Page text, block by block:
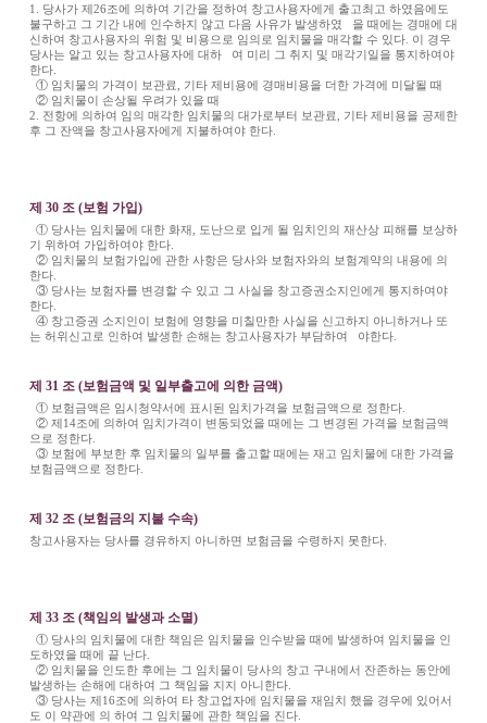
1. 당사가 제26조에 의하여 기간을 정하여 창고사용자에게 출고최고 하였음에도
불구하고 그 기간 내에 인수하지 않고 다음 사유가 발생하였 을 때에는 경매에 대
신하여 창고사용자의 위험 및 비용으로 임의로 임치물을 매각할 수 있다. 이 경우
당사는 알고 있는 창고사용자에 대하 여 미리 그 취지 및 매각기일을 통지하여야
한다.
① 임치물의 가격이 보관료, 기타 제비용에 경매비용을 더한 가격에 미달될 때
② 임치물이 손상될 우려가 있을 때
2. 전항에 의하여 임의 매각한 임치물의 대가로부터 보관료, 기타 제비용을 공제한
후 그 잔액을 창고사용자에게 지불하여야 한다.
제 30 조 (보험 가입)
① 당사는 임치물에 대한 화재, 도난으로 입게 될 임치인의 재산상 피해를 보상하
기 위하여 가입하여야 한다.
② 임치물의 보험가입에 관한 사항은 당사와 보험자와의 보험계약의 내용에 의
한다.
③ 당사는 보험자를 변경할 수 있고 그 사실을 창고증권소지인에게 통지하여야
한다.
④ 창고증권 소지인이 보험에 영향을 미칠만한 사실을 신고하지 아니하거나 또
는 허위신고로 인하여 발생한 손해는 창고사용자가 부담하여 야한다.
제 31 조 (보험금액 및 일부출고에 의한 금액)
① 보험금액은 임시청약서에 표시된 임치가격을 보험금액으로 정한다.
② 제14조에 의하여 임치가격이 변동되었을 때에는 그 변경된 가격을 보험금액
으로 정한다.
③ 보험에 부보한 후 임치물의 일부를 출고할 때에는 재고 임치물에 대한 가격을
보험금액으로 정한다.
제 32 조 (보험금의 지불 수속)
창고사용자는 당사를 경유하지 아니하면 보험금을 수령하지 못한다.
제 33 조 (책임의 발생과 소멸)
① 당사의 임치물에 대한 책임은 임치물을 인수받을 때에 발생하여 임치물을 인
도하였을 때에 끝 난다.
② 임치물을 인도한 후에는 그 임치물이 당사의 창고 구내에서 잔존하는 동안에
발생하는 손해에 대하여 그 책임을 지지 아니한다.
③ 당사는 제16조에 의하여 타 창고업자에 임치물을 재임치 했을 경우에 있어서
도 이 약관에 의 하여 그 임치물에 관한 책임을 진다.